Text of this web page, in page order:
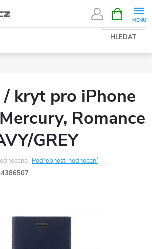
HLEDAT
NÁKUPNÍ
KOŠÍK
/ kryt pro iPhone
Romance
GREY
Podrobnosti hodnocení